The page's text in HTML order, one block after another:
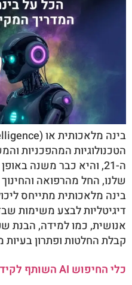
הטכנולוגיות המהפכניות
ה-21, והיא כבר משנה
שלנו, החל מהרפואה
בינה מלאכותית מתייחס
דיגיטליות לבצע משימות
אנושית, כמו למידה, הבנת
קבלת החלטות ופתרון בעיות
כלי החיפוש AI השותף לקידום החנות שלכם